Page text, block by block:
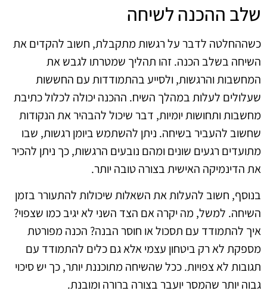
שלב ההכנה לשיחה
כשההחלטה לדבר על רגשות מתקבלת, חשוב להקדים את
השיחה בשלב הכנה. זהו תהליך שמטרתו לגבש את
המחשבות והרגשות, ולסייע בהתמודדות עם החששות
שעלולים לעלות במהלך השיח. ההכנה יכולה לכלול כתיבת
מחשבות ותחושות יומיות, דבר שיכול להבהיר את הנקודות
שחשוב להעביר בשיחה. ניתן להשתמש ביומן רגשות, שבו
מתועדים רגעים שונים ומהם נובעים הרגשות, כך ניתן להכיר
את הדינמיקה האישית בצורה טובה יותר.
בנוסף, חשוב להעלות את השאלות שיכולות להתעורר בזמן
השיחה. למשל, מה יקרה אם הצד השני לא יגיב כמו שצפוי?
איך להתמודד עם תסכול או חוסר הבנה? הכנה מפורטת
מספקת לא רק ביטחון עצמי אלא גם כלים להתמודד עם
תגובות לא צפויות. ככל שהשיחה מתוכננת יותר, כך יש סיכוי
גבוה יותר שהמסר יועבר בצורה ברורה ומובנת.